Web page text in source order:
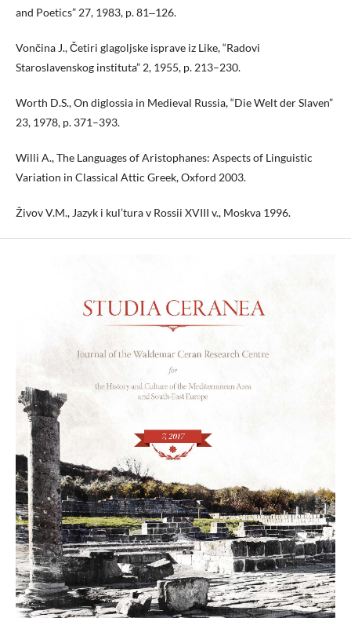
and Poetics” 27, 1983, p. 81‒126.
Vončina J., Četiri glagoljske isprave iz Like, “Radovi
Staroslavenskog instituta” 2, 1955, p. 213–230.
Worth D.S., On diglossia in Medieval Russia, “Die Welt der Slaven”
23, 1978, p. 371–393.
Willi A., The Languages of Aristophanes: Aspects of Linguistic
Variation in Classical Attic Greek, Oxford 2003.
Živov V.M., Jazyk i kul’tura v Rossii XVIII v., Moskva 1996.